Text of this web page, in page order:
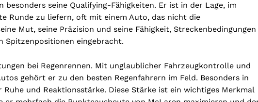
besonders seine Qualifying-Fähigkeiten. Er ist in der Lage, im
Runde zu liefern, oft mit einem Auto, das nicht die
Mut, seine Präzision und seine Fähigkeit, Streckenbedingungen
Spitzenpositionen eingebracht.
bei Regenrennen. Mit unglaublicher Fahrzeugkontrolle und
gehört er zu den besten Regenfahrern im Feld. Besonders in
und Reaktionsstärke. Diese Stärke ist ein wichtiges Merkmal